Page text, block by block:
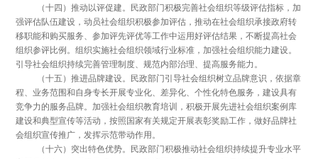
（十四）推动以评促建。民政部门积极完善社会组织等级评估指标，加
强评估队伍建设，动员社会组织积极参加评估，推动在社会组织承接政府转
移职能和购买服务、参加评先评优等工作中运用好评估结果，不断提高社会
组织参评比例。组织实施社会组织领域行业标准，加强社会组织能力建设。
引导社会组织持续完善管理制度、规范内部治理、提高服务能力。
（十五）推进品牌建设。民政部门引导社会组织树立品牌意识，依据章
程、业务范围和自身专长开展专业化、差异化、个性化特色服务，建设具有
竞争力的服务品牌。加强社会组织教育培训，积极开展先进社会组织案例库
建设和典型宣传等活动，按照国家有关规定开展表彰奖励工作，做好品牌社
会组织宣传推广，发挥示范带动作用。
（十六）突出特色优势。民政部门积极推动社会组织持续提升专业水平